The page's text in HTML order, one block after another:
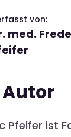
med.
Autor
Pfeifer ist